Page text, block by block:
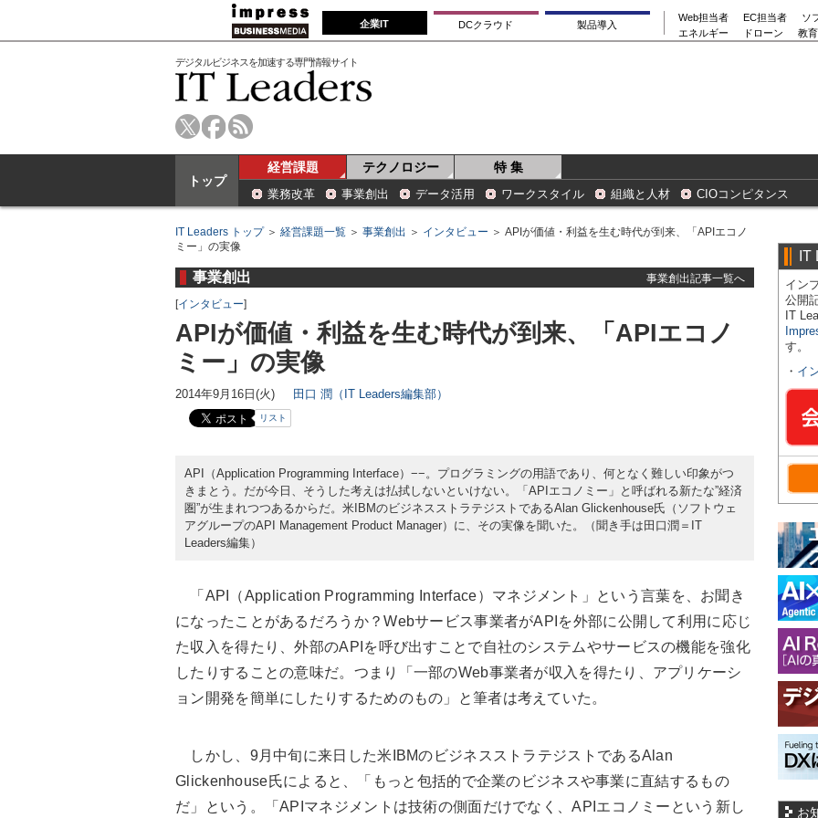
企業IT DCクラウド 製品導入
Web担当者 EC担当者
ソ
エネルギー
ドローン 教
デジタルビジネスを加速する専門情報サイト
トップ
経営課題 テクノロジー 特 集
業務改革 事業創出 データ活用 ワークスタイル 組織と人材 CIOコンピタンス
IT Leaders トップ＞ 経営課題一覧 ＞ 事業創出 ＞ インタビュー ＞ APIが価値・利益を生む時代が到来、「APIエコノ
ミー」の実像
事業創出
事業創出記事一覧へ
[インタビュー]
APIが価値・利益を生む時代が到来、「APIエコノ
ミー」の実像
2014年9月16日(火) 田口 潤（IT Leaders編集部）
リスト
API（Application Programming Interface）−−。プログラミングの用語であり、何となく難しい印象がつ
きまとう。だが今日、そうした考えは払拭しないといけない。「APIエコノミー」と呼ばれる新たな”経済
圏”が生まれつつあるからだ。米IBMのビジネスストラテジストであるAlan Glickenhouse氏（ソフトウェ
アグループのAPI Management Product Manager）に、その実像を聞いた。（聞き手は田口潤＝IT
Leaders編集）
「API（Application Programming Interface）マネジメント」という言葉を、お聞き
になったことがあるだろうか？Webサービス事業者がAPIを外部に公開して利用に応じ
た収入を得たり、外部のAPIを呼び出すことで自社のシステムやサービスの機能を強化
したりすることの意味だ。つまり「一部のWeb事業者が収入を得たり、アプリケーシ
ョン開発を簡単にしたりするためのもの」と筆者は考えていた。
しかし、9月中旬に来日した米IBMのビジネスストラテジストであるAlan
Glickenhouse氏によると、「もっと包括的で企業のビジネスや事業に直結するもの
だ」という。「APIマネジメントは技術の側面だけでなく、APIエコノミーという新し
IT
イン
公開
IT
す。
・ イ
お